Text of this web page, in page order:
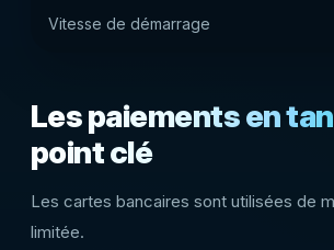
Vitesse de démarrage
Les paiements en
point clé
Les cartes bancaires sont utilisées de
limitée.